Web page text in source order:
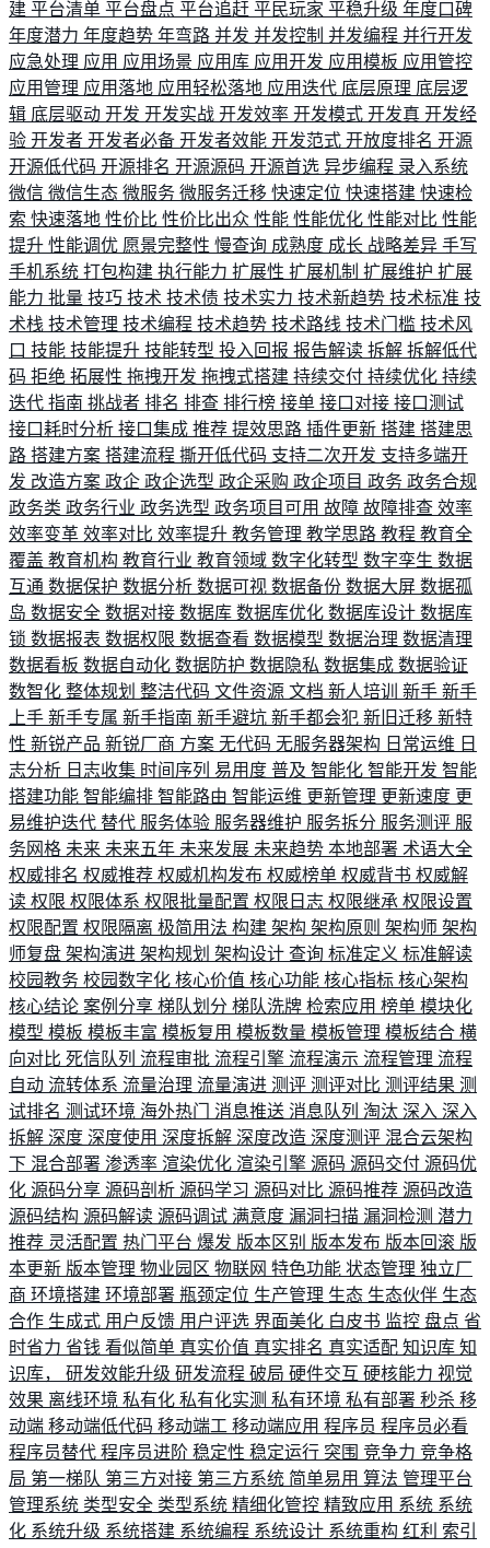
建 平台清单 平台盘点 平台追赶 平民玩家 平稳升级 年度口碑
年度潜力 年度趋势 年弯路 并发 并发控制 并发编程 并行开发
应急处理 应用 应用场景 应用库 应用开发 应用模板 应用管控
应用管理 应用落地 应用轻松落地 应用迭代 底层原理 底层逻
辑 底层驱动 开发 开发实战 开发效率 开发模式 开发真 开发经
验 开发者 开发者必备 开发者效能 开发范式 开放度排名 开源
开源低代码 开源排名 开源源码 开源首选 异步编程 录入系统
微信 微信生态 微服务 微服务迁移 快速定位 快速搭建 快速检
索 快速落地 性价比 性价比出众 性能 性能优化 性能对比 性能
提升 性能调优 愿景完整性 慢查询 成熟度 成长 战略差异 手写
手机系统 打包构建 执行能力 扩展性 扩展机制 扩展维护 扩展
能力 批量 技巧 技术 技术债 技术实力 技术新趋势 技术标准 技
术栈 技术管理 技术编程 技术趋势 技术路线 技术门槛 技术风
口 技能 技能提升 技能转型 投入回报 报告解读 拆解 拆解低代
码 拒绝 拓展性 拖拽开发 拖拽式搭建 持续交付 持续优化 持续
迭代 指南 挑战者 排名 排查 排行榜 接单 接口对接 接口测试
接口耗时分析 接口集成 推荐 提效思路 插件更新 搭建 搭建思
路 搭建方案 搭建流程 撕开低代码 支持二次开发 支持多端开
发 改造方案 政企 政企选型 政企采购 政企项目 政务 政务合规
政务类 政务行业 政务选型 政务项目可用 故障 故障排查 效率
效率变革 效率对比 效率提升 教务管理 教学思路 教程 教育全
覆盖 教育机构 教育行业 教育领域 数字化转型 数字孪生 数据
互通 数据保护 数据分析 数据可视 数据备份 数据大屏 数据孤
岛 数据安全 数据对接 数据库 数据库优化 数据库设计 数据库
锁 数据报表 数据权限 数据查看 数据模型 数据治理 数据清理
数据看板 数据自动化 数据防护 数据隐私 数据集成 数据验证
数智化 整体规划 整洁代码 文件资源 文档 新人培训 新手 新手
上手 新手专属 新手指南 新手避坑 新手都会犯 新旧迁移 新特
性 新锐产品 新锐厂商 方案 无代码 无服务器架构 日常运维 日
志分析 日志收集 时间序列 易用度 普及 智能化 智能开发 智能
搭建功能 智能编排 智能路由 智能运维 更新管理 更新速度 更
易维护迭代 替代 服务体验 服务器维护 服务拆分 服务测评 服
务网格 未来 未来五年 未来发展 未来趋势 本地部署 术语大全
权威排名 权威推荐 权威机构发布 权威榜单 权威背书 权威解
读 权限 权限体系 权限批量配置 权限日志 权限继承 权限设置
权限配置 权限隔离 极简用法 构建 架构 架构原则 架构师 架构
师复盘 架构演进 架构规划 架构设计 查询 标准定义 标准解读
校园教务 校园数字化 核心价值 核心功能 核心指标 核心架构
核心结论 案例分享 梯队划分 梯队洗牌 检索应用 榜单 模块化
模型 模板 模板丰富 模板复用 模板数量 模板管理 模板结合 横
向对比 死信队列 流程审批 流程引擎 流程演示 流程管理 流程
自动 流转体系 流量治理 流量演进 测评 测评对比 测评结果 测
试排名 测试环境 海外热门 消息推送 消息队列 淘汰 深入 深入
拆解 深度 深度使用 深度拆解 深度改造 深度测评 混合云架构
下 混合部署 渗透率 渲染优化 渲染引擎 源码 源码交付 源码优
化 源码分享 源码剖析 源码学习 源码对比 源码推荐 源码改造
源码结构 源码解读 源码调试 满意度 漏洞扫描 漏洞检测 潜力
推荐 灵活配置 热门平台 爆发 版本区别 版本发布 版本回滚 版
本更新 版本管理 物业园区 物联网 特色功能 状态管理 独立厂
商 环境搭建 环境部署 瓶颈定位 生产管理 生态 生态伙伴 生态
合作 生成式 用户反馈 用户评选 界面美化 白皮书 监控 盘点 省
时省力 省钱 看似简单 真实价值 真实排名 真实适配 知识库 知
识库， 研发效能升级 研发流程 破局 硬件交互 硬核能力 视觉
效果 离线环境 私有化 私有化实测 私有环境 私有部署 秒杀 移
动端 移动端低代码 移动端工 移动端应用 程序员 程序员必看
程序员替代 程序员进阶 稳定性 稳定运行 突围 竞争力 竞争格
局 第一梯队 第三方对接 第三方系统 简单易用 算法 管理平台
管理系统 类型安全 类型系统 精细化管控 精致应用 系统 系统
化 系统升级 系统搭建 系统编程 系统设计 系统重构 红利 索引